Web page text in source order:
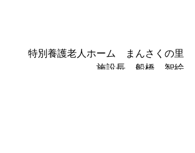
特別養護老人ホーム　まんさくの里
施設長　船橋　智絵